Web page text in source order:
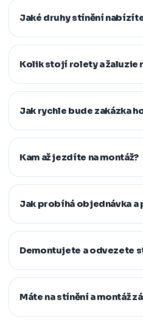
Jaké druhy stínění
Nabízíme vnitřní i venkovní
noc, plisé rolety, římské,
dřevěné, bambusové i
hmyzu. Vyrobíme řešení pro
Kolik stojí rolety a žaluzie
Konečná cena se odvíjí od
vodicích lišt, rozměru oken i
Přesnou cenovou nabídku
Jak rychle bude zakázka
Standardní dodací lhůta je
zabere 1–2 hodiny, větší
jednoho dne. Pokud na
Kam až jezdíte na montáž?
Působíme především v
Pardubickém a Zlínském
rámci našeho regionu
Jak probíhá objednávka a
Stačí nám zavolat, napsat
formulář. Po výběru řešení
doplatek hradíte až po
hotové a vy spokojení.
Demontujete a odvezete
Ano. Staré žaluzie nebo
předem říct a o všechno se
žádné starosti navíc.
Máte na stínění a montáž